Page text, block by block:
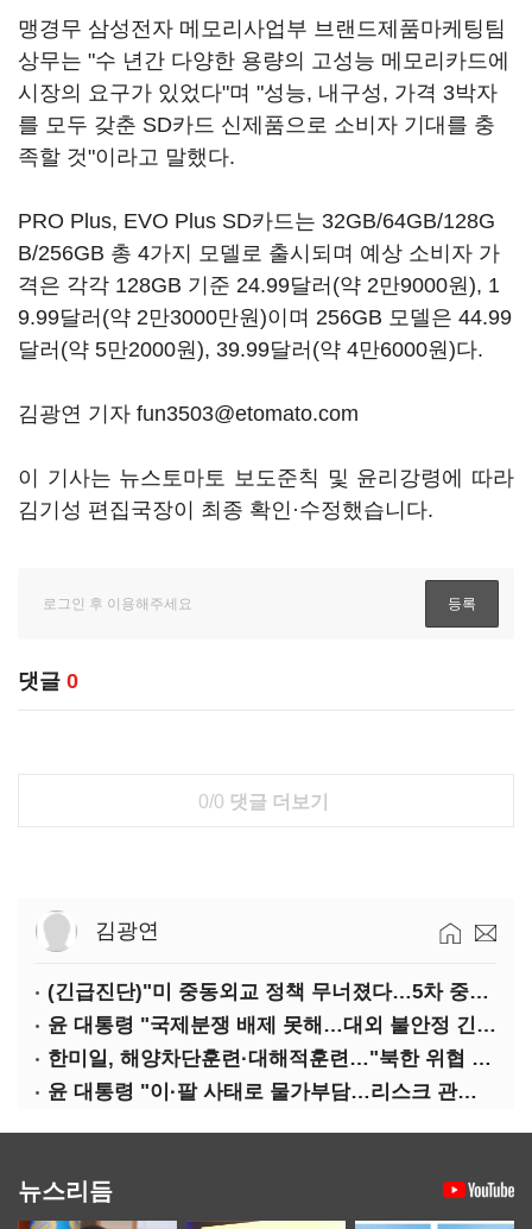
맹경무 삼성전자 메모리사업부 브랜드제품마케팅팀
상무는 "수 년간 다양한 용량의 고성능 메모리카드에
시장의 요구가 있었다"며 "성능, 내구성, 가격 3박자
를 모두 갖춘 SD카드 신제품으로 소비자 기대를 충
족할 것"이라고 말했다.
PRO Plus, EVO Plus SD카드는 32GB/64GB/128G
B/256GB 총 4가지 모델로 출시되며 예상 소비자 가
격은 각각 128GB 기준 24.99달러(약 2만9000원), 1
9.99달러(약 2만3000만원)이며 256GB 모델은 44.99
달러(약 5만2000원), 39.99달러(약 4만6000원)다.
김광연 기자 fun3503@etomato.com
이 기사는 뉴스토마토 보도준칙 및 윤리강령에 따라
김기성 편집국장이 최종 확인·수정했습니다.
댓글 0
0/0 댓글 더보기
김광연
(긴급진단)"미 중동외교 정책 무너졌다…5차 중동전 가능성은 낮아"
윤 대통령 "국제분쟁 배제 못해…대외 불안정 긴밀대응"
한미일, 해양차단훈련·대해적훈련…"북한 위협 억제"
윤 대통령 "이·팔 사태로 물가부담…리스크 관리 만전 기해야"
뉴스리듬